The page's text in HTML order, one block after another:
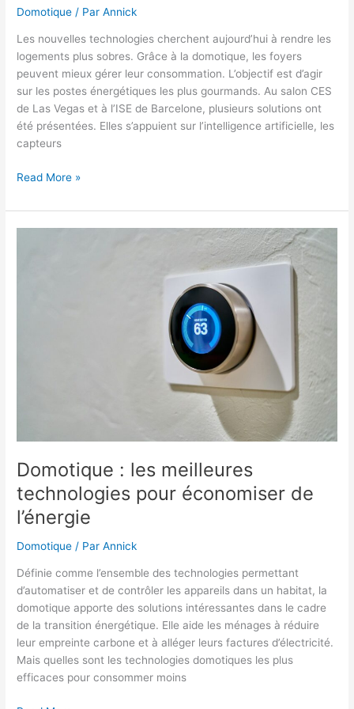
Domotique / ParAnnick
Les nouvelles technologies cherchent aujourd’hui à rendre les
logements plus sobres. Grâce à la domotique, les foyers
peuvent mieux gérer leur consommation. L’objectif est d’agir
sur les postes énergétiques les plus gourmands. Au salon CES
de Las Vegas et à l’ISE de Barcelone, plusieurs solutions ont
été présentées. Elles s’appuient sur l’intelligence artificielle, les
capteurs
Smart
Smart
Watt
Read More »
Domotique : les meilleures
technologies pour économiser de
l’énergie
Domotique / ParAnnick
Définie comme l’ensemble des technologies permettant
d’automatiser et de contrôler les appareils dans un habitat, la
domotique apporte des solutions intéressantes dans le cadre
de la transition énergétique. Elle aide les ménages à réduire
leur empreinte carbone et à alléger leurs factures d’électricité.
Mais quelles sont les technologies domotiques les plus
efficaces pour consommer moins